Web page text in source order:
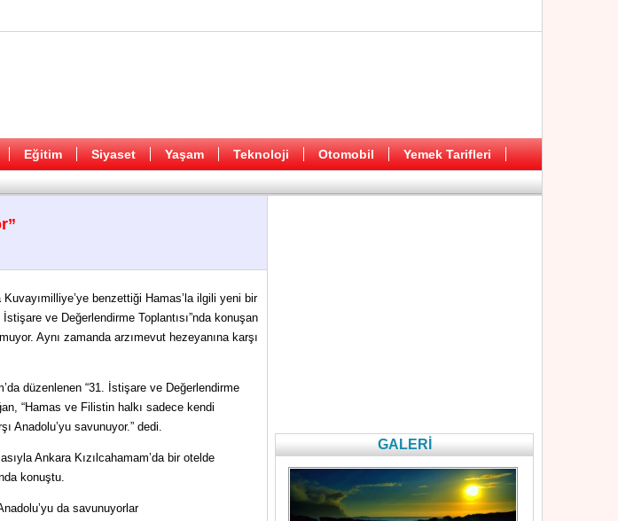
Eğitim Siyaset Yaşam Teknoloji Otomobil Yemek Tarifleri
benzettiği Hamas’la ilgili yeni bir
ve Değerlendirme Toplantısı”nda konuşan
Aynı zamanda arzımevut hezeyanına karşı
düzenlenen “31. İstişare ve Değerlendirme
“Hamas ve Filistin halkı sadece kendi
Anadolu’yu savunuyor.” dedi.
Ankara Kızılcahamam’da bir otelde
konuştu.
da savunuyorlar
GALERİ